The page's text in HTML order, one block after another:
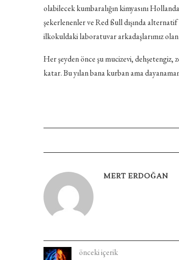
olabilecek kumbaralığın kimyasını
şekerlenenler ve Red ßull dışında
ilkokuldaki laboratuvar arkadaşlarımız
Her şeyden önce şu mucizevi, dehşetengiz,
katar. Bu yılan bana kurban ama
MERT ERDOĞAN
önceki içerik